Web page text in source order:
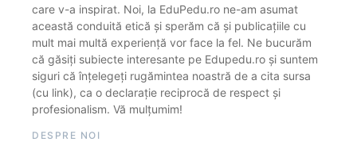
care v-a inspirat. Noi, la EduPedu.ro ne-am asumat
această conduită etică și sperăm că și publicațiile cu
mult mai multă experiență vor face la fel. Ne bucurăm
că găsiți subiecte interesante pe Edupedu.ro și suntem
siguri că înțelegeți rugămintea noastră de a cita sursa
(cu link), ca o declarație reciprocă de respect și
profesionalism. Vă mulțumim!
DESPRE NOI